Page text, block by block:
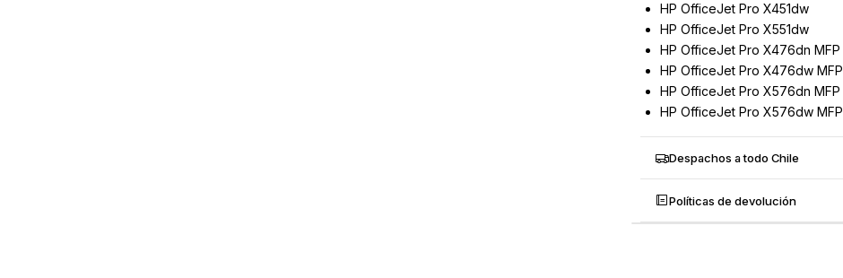
HP OfficeJet Pro X451dw
HP OfficeJet Pro X551dw
HP OfficeJet Pro X476dn MFP
HP OfficeJet Pro X476dw MFP
HP OfficeJet Pro X576dn MFP
HP OfficeJet Pro X576dw MFP
Despachos a todo Chile
Políticas de devolución